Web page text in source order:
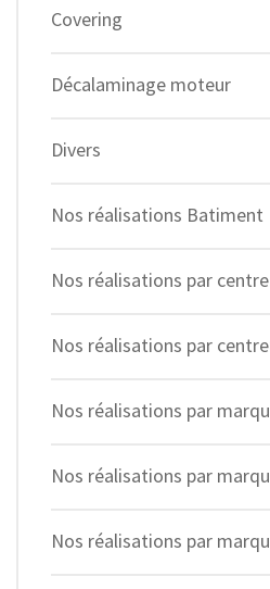
Covering
Décalaminage moteur
Divers
Nos réalisations Batiment
Nos réalisations par centre
Nos réalisations par
Nos réalisations par
Nos réalisations par
Nos réalisations par